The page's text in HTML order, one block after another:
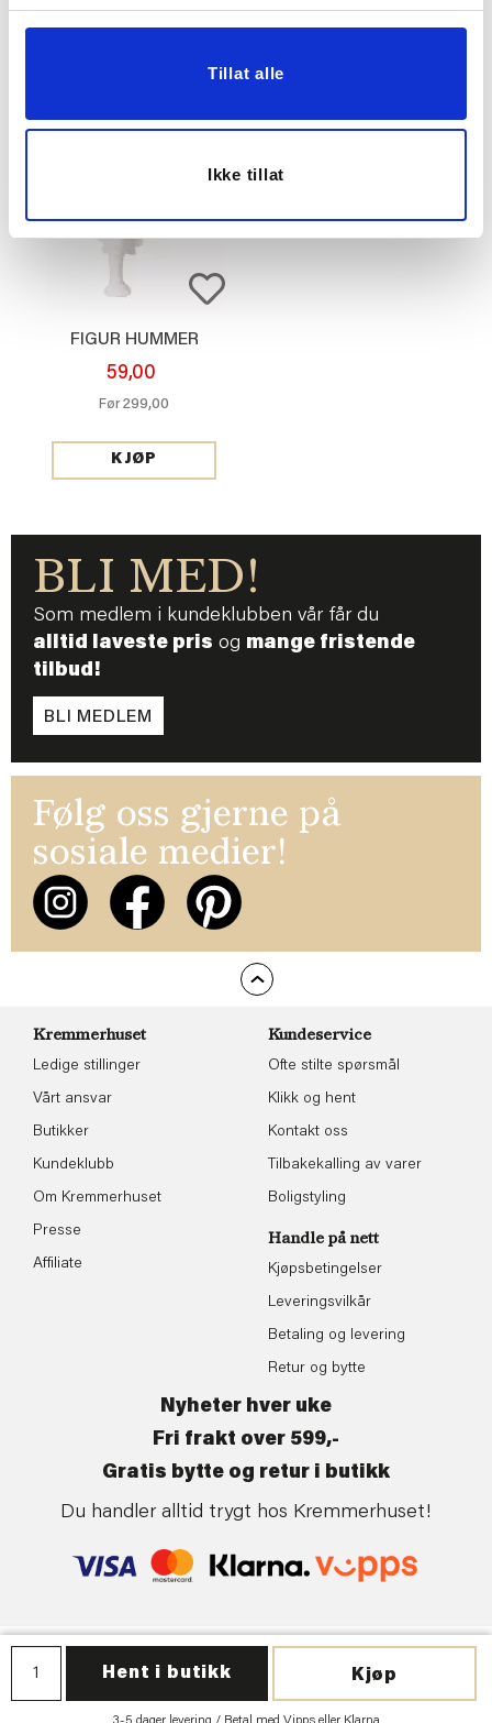
Tillat alle
Ikke tillat
Kjøp
Hent i butikk
399,00 499,00
FIGUR HUMMER
59,00
Før299,00
KJØP
BLI MED!
Som medlem i kundeklubben vår får du
alltid laveste pris og mange fristende
tilbud!
BLI MEDLEM
Følg oss gjerne på
sosiale medier!
Kremmerhuset
Ledige stillinger
Vårt ansvar
Butikker
Kundeklubb
Om Kremmerhuset
Presse
Affiliate
Kundeservice
Ofte stilte spørsmål
Klikk og hent
Kontakt oss
Tilbakekalling av varer
Boligstyling
Handle på nett
Kjøpsbetingelser
Leveringsvilkår
Betaling og levering
Retur og bytte
Nyheter hver uke
Fri frakt over 599,-
Gratis bytte og retur i butikk
Du handler alltid trygt hos Kremmerhuset!
Personvern| ©Kremmerhuset | Levert av: